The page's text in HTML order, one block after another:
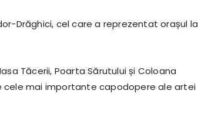
Drăghici, cel care a reprezentat orașul la
Tăcerii, Poarta Sărutului și Coloana
cele mai importante capodopere ale artei